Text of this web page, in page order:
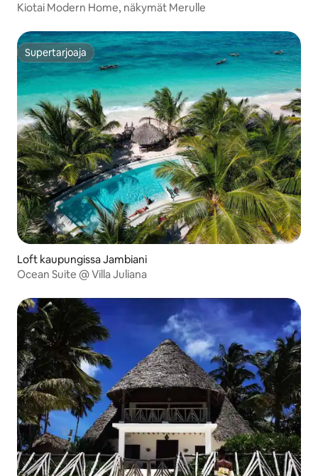
Kiotai Modern Home, näkymät Merulle
Supertarjoaja
Supertarjoaja
Loft kaupungissa Jambiani
Ocean Suite @ Villa Juliana